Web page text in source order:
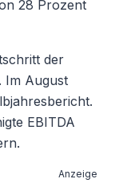
28 Prozent
der
Im August
EBITDA
Anzeige